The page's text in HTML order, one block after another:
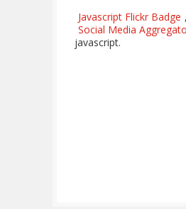
Javascript Flickr Badge
Social Media
javascript.